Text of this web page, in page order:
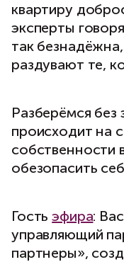
квартиру
эксперты
так
раздувают те,
Разберёмся
происходит на
собственности
обезопасить
Гостьэфира:
управляющий
партнеры»,